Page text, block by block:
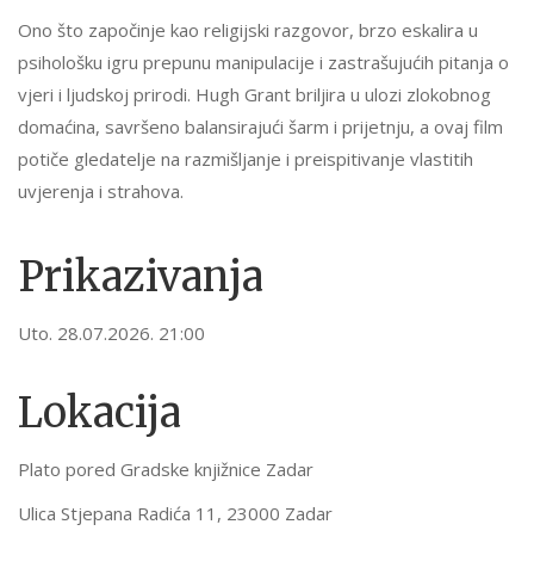
Ono što započinje kao religijski razgovor, brzo eskalira u
psihološku igru prepunu manipulacije i zastrašujućih pitanja o
vjeri i ljudskoj prirodi. Hugh Grant briljira u ulozi zlokobnog
domaćina, savršeno balansirajući šarm i prijetnju, a ovaj film
potiče gledatelje na razmišljanje i preispitivanje vlastitih
uvjerenja i strahova.
Prikazivanja
Uto. 28.07.2026. 21:00
Lokacija
Plato pored Gradske knjižnice Zadar
Ulica Stjepana Radića 11, 23000 Zadar